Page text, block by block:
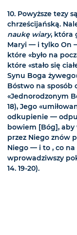
10. Powyższe tezy
chrześcijańską.
naukę wiary, która
Maryi — i tylko On
które «było na
które «stało się
Synu Boga
Bóstwo na sposób
«Jednorodzonym
18), Jego
odkupienie —
bowiem [Bóg], aby
przez Niego znów
Niego — i to , co na
wprowadziwszy
14. 19-20).